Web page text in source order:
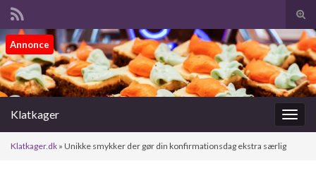
Search for:
Annonce
Klatkager
Klatkager.dk » Unikke smykker der gør din konfirmationsdag ekstra særlig